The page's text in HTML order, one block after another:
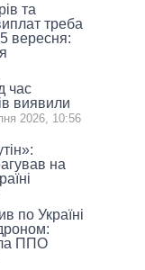
та
треба
вересня:
час
виявили
2026, 10:56
на
по Україні
ППО